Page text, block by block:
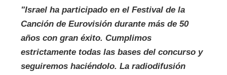
"Israel ha participado en el Festival de la
Canción de Eurovisión durante más de 50
años con gran éxito. Cumplimos
estrictamente todas las bases del concurso y
seguiremos haciéndolo. La radiodifusión